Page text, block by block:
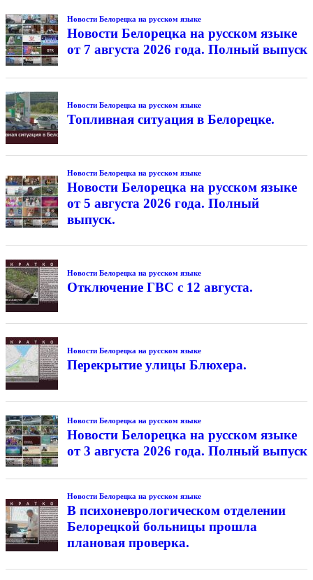
Новости Белорецка на русском языке
Новости Белорецка на русском языке
от 7 августа 2026 года. Полный выпуск
Новости Белорецка на русском языке
Топливная ситуация в Белорецке.
Новости Белорецка на русском языке
Новости Белорецка на русском языке
от 5 августа 2026 года. Полный
выпуск.
Новости Белорецка на русском языке
Отключение ГВС с 12 августа.
Новости Белорецка на русском языке
Перекрытие улицы Блюхера.
Новости Белорецка на русском языке
Новости Белорецка на русском языке
от 3 августа 2026 года. Полный выпуск
Новости Белорецка на русском языке
В психоневрологическом отделении
Белорецкой больницы прошла
плановая проверка.